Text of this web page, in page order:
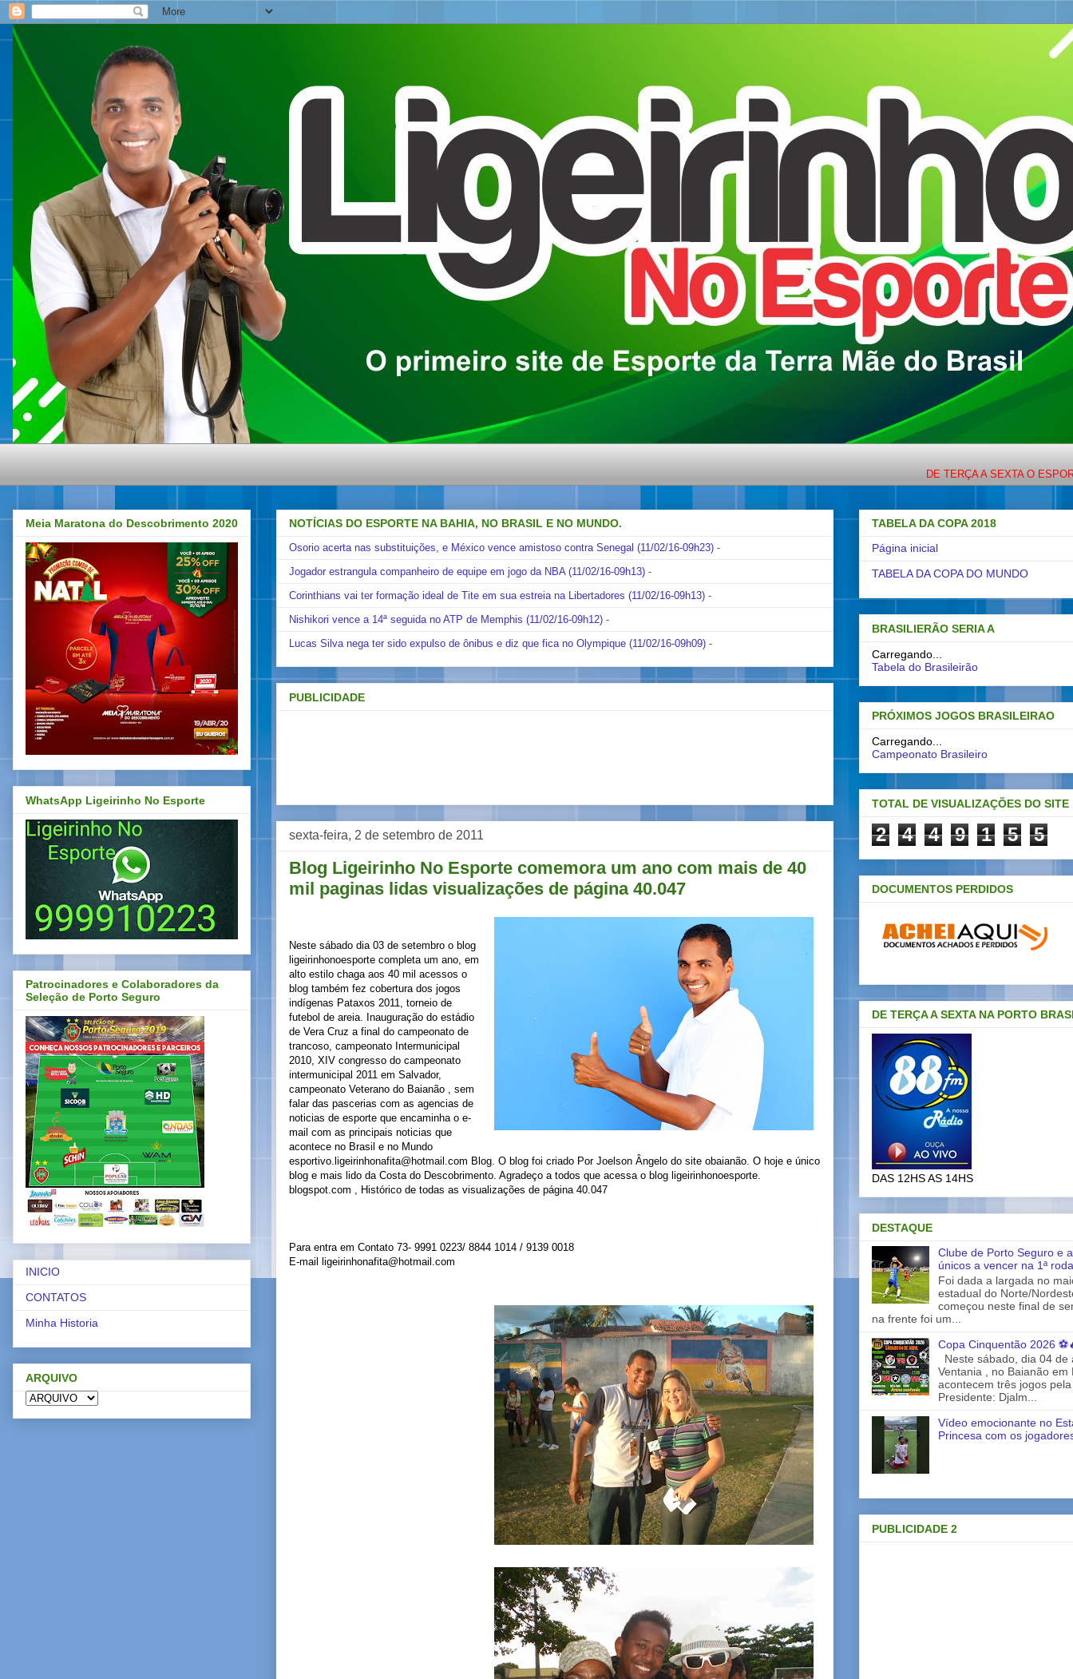
DE TERÇA A SEXTA O ESPORTE COM
NOTÍCIAS DO ESPORTE NA BAHIA, NO BRASIL E NO MUNDO.
Osorio acerta nas substituições, e México vence amistoso contra Senegal (11/02/16-09h23) -
Jogador estrangula companheiro de equipe em jogo da NBA (11/02/16-09h13) -
Corinthians vai ter formação ideal de Tite em sua estreia na Libertadores (11/02/16-09h13) -
Nishikori vence a 14ª seguida no ATP de Memphis (11/02/16-09h12) -
Lucas Silva nega ter sido expulso de ônibus e diz que fica no Olympique (11/02/16-09h09) -
PUBLICIDADE
sexta-feira, 2 de setembro de 2011
Blog Ligeirinho No Esporte comemora um ano com mais de 40
mil paginas lidas visualizações de página 40.047
Neste sábado dia 03 de setembro o blog
ligeirinhonoesporte completa um ano, em
alto estilo chaga aos 40 mil acessos o
blog também fez cobertura dos jogos
indígenas Pataxos 2011, torneio de
futebol de areia. Inauguração do estádio
de Vera Cruz a final do campeonato de
trancoso, campeonato Intermunicipal
2010, XIV congresso do campeonato
intermunicipal 2011 em Salvador,
campeonato Veterano do Baianão , sem
falar das pascerias com as agencias de
noticias de esporte que encaminha o e-
mail com as principais noticias que
acontece no Brasil e no Mundo
esportivo.ligeirinhonafita@hotmail.com Blog. O blog foi criado Por Joelson Ângelo do site obaianão. O hoje e único
blog e mais lido da Costa do Descobrimento. Agradeço a todos que acessa o blog ligeirinhonoesporte.
blogspot.com , Histórico de todas as visualizações de página 40.047
Para entra em Contato 73- 9991 0223/ 8844 1014 / 9139 0018
E-mail ligeirinhonafita@hotmail.com
Meia Maratona do Descobrimento 2020
WhatsApp Ligeirinho No Esporte
Patrocinadores e Colaboradores da
Seleção de Porto Seguro
INICIO
CONTATOS
Minha Historia
ARQUIVO
TABELA DA COPA 2018
Página inicial
TABELA DA COPA DO MUNDO
BRASILIERÃO SERIA A
Carregando...
Tabela do Brasileirão
PRÓXIMOS JOGOS BRASILEIRAO
Carregando...
Campeonato Brasileiro
TOTAL DE VISUALIZAÇÕES DO SITE
2 4 4 9 1 5 5
DOCUMENTOS PERDIDOS
DE TERÇA A SEXTA NA PORTO
DAS 12HS AS 14HS
DESTAQUE
Clube de Porto Seguro e
únicos a vencer na 1ª
Foi dada a largada no
estadual do Norte/
começou neste final de
na frente foi um...
Copa Cinquentão 2026
Neste sábado, dia 04 de
Ventania , no Baianão em
acontecem três jogos
Presidente: Djalm...
Vídeo emocionante no
Princesa com os
PUBLICIDADE 2